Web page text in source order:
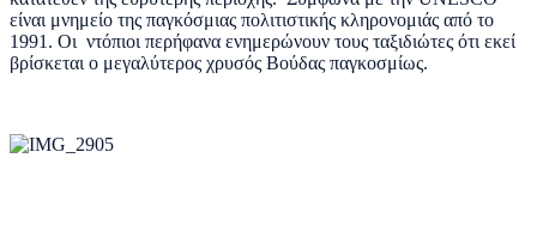
είναι μνημείο της παγκόσμιας πολιτιστικής κληρονομιάς από το
1991. Οι ντόπιοι περήφανα ενημερώνουν τους ταξιδιώτες ότι εκεί
βρίσκεται ο μεγαλύτερος χρυσός Βούδας παγκοσμίως.